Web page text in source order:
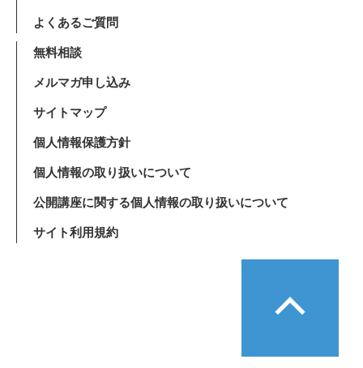
よくあるご質問
無料相談
メルマガ申し込み
サイトマップ
個人情報保護方針
個人情報の取り扱いについて
公開講座に関する個人情報の取り扱いについて
サイト利用規約